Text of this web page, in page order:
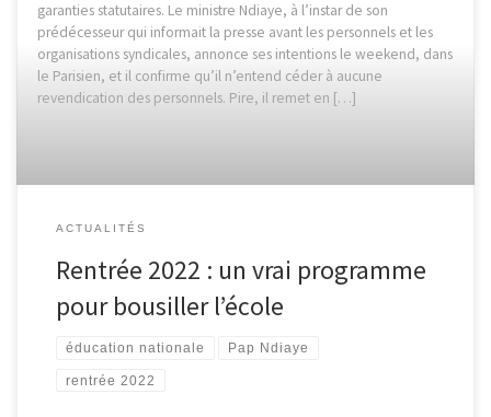
garanties statutaires. Le ministre Ndiaye, à l’instar de son
prédécesseur qui informait la presse avant les personnels et les
organisations syndicales, annonce ses intentions le weekend, dans
le Parisien, et il confirme qu’il n’entend céder à aucune
revendication des personnels. Pire, il remet en […]
ACTUALITÉS
Rentrée 2022 : un vrai programme
pour bousiller l’école
éducation nationale Pap Ndiaye
rentrée 2022